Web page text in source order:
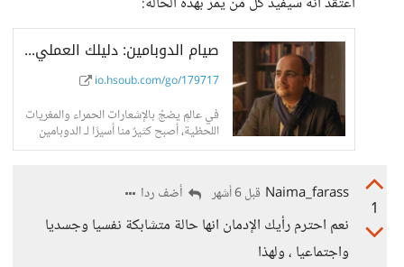
صيام الدوبامين: دليلك العملي لاستعادة التركيز وهزيمة التسويف - حسوب I/O
io.hsoub.com/go/179717
في عالمٍ يضجّ بالإشعارات الحمراء والمغريات
اللحظية، أصبح كثيرٌ منا أسيرًا لـ الدوبامين
الإدماني؛ ذلك الناقل
1
Naima_farass قبل 6 أشهر أضف ردا
نعم احترم رأيك الإدمان انها حالة متشابكة نفسيا وجسديا
واجتماعيا ، ولهذا